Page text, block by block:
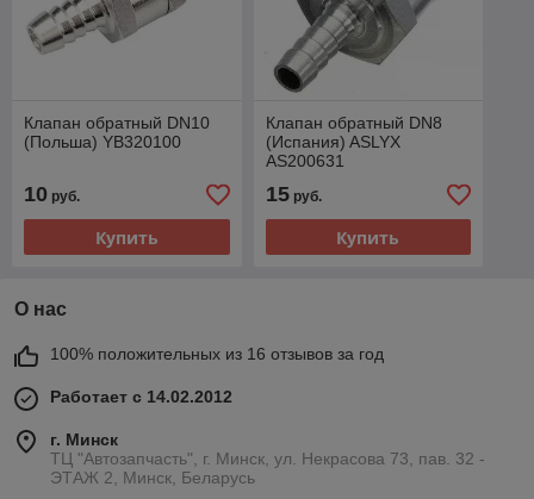
Клапан обратный DN10
(Польша) YB320100
10 руб.
Купить
Клапан обратный DN8
(Испания) ASLYX
AS200631
15руб.
Купить
О нас
100% положительных из 16 отзывов за год
Работает с 14.02.2012
г. Минск
ТЦ "Автозапчасть", г. Минск, ул. Некрасова 73, пав. 32 -
ЭТАЖ 2, Минск, Беларусь